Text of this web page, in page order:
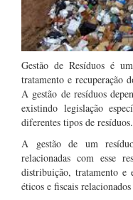
Gestão de Resíduos é
tratamento e recuperação
A gestão de resíduos
existindo legislação
diferentes tipos de resíduos.
A gestão de um
relacionadas com esse
distribuição, tratamento e
éticos e fiscais